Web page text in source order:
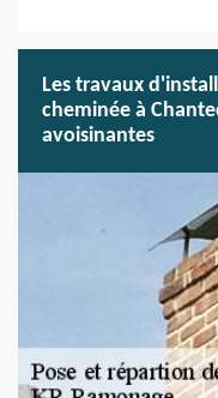
Les travaux
cheminée à
avoisinantes